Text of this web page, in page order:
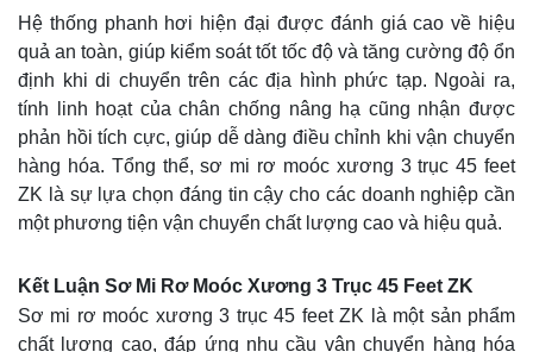
Hệ thống phanh hơi hiện đại được đánh giá cao về hiệu
quả an toàn, giúp kiểm soát tốt tốc độ và tăng cường độ ổn
định khi di chuyển trên các địa hình phức tạp. Ngoài ra,
tính linh hoạt của chân chống nâng hạ cũng nhận được
phản hồi tích cực, giúp dễ dàng điều chỉnh khi vận chuyển
hàng hóa. Tổng thể, sơ mi rơ moóc xương 3 trục 45 feet
ZK là sự lựa chọn đáng tin cậy cho các doanh nghiệp cần
một phương tiện vận chuyển chất lượng cao và hiệu quả.
Kết Luận Sơ Mi Rơ Moóc Xương 3 Trục 45 Feet ZK
Sơ mi rơ moóc xương 3 trục 45 feet ZK là một sản phẩm
chất lượng cao, đáp ứng nhu cầu vận chuyển hàng hóa